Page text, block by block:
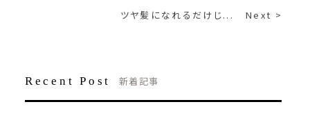
Next >
ツヤ髪になれるだけじ...
Recent Post 新着記事